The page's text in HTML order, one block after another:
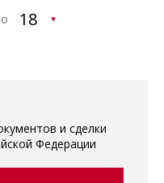
и сделки
Федерации